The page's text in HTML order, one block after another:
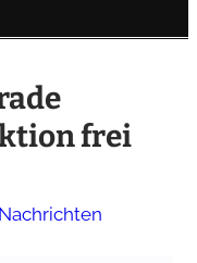
frei
Nachrichten